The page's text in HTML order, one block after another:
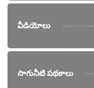
వీడియోలు
సాగునీటి పథకాలు